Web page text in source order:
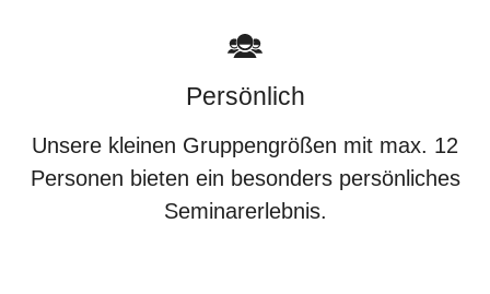
Persönlich
Unsere kleinen Gruppengrößen mit max. 12
Personen bieten ein besonders persönliches
Seminarerlebnis.